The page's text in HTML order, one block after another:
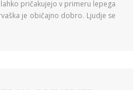
pričakujejo v primeru lepega
je običajno dobro. Ljudje se